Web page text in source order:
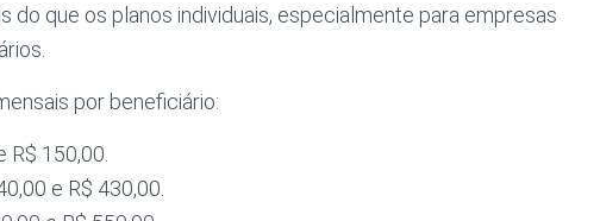
do que os planos individuais, especialmente para empresas
por beneficiário:
R$ 150,00.
e R$ 430,00.